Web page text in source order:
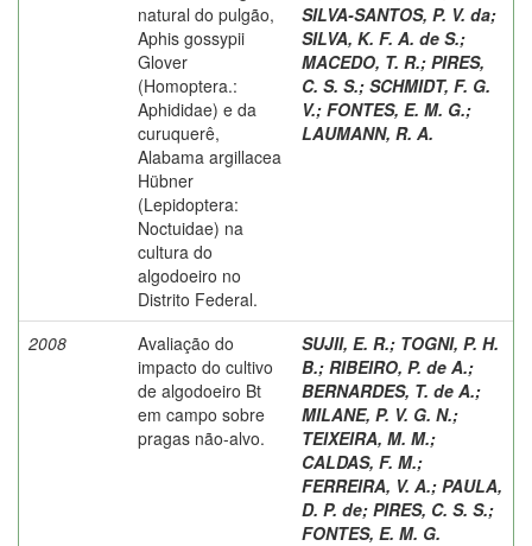
natural do pulgão,
Aphis gossypii
Glover
(Homoptera.:
Aphididae) e da
curuquerê,
Alabama argillacea
Hübner
(Lepidoptera:
Noctuidae) na
cultura do
algodoeiro no
Distrito Federal.
SILVA-SANTOS, P. V. da;
SILVA, K. F. A. de S.;
MACEDO, T. R.; PIRES,
C. S. S.; SCHMIDT, F. G.
V.; FONTES, E. M. G.;
LAUMANN, R. A.
2008
Avaliação do
impacto do cultivo
de algodoeiro Bt
em campo sobre
pragas não-alvo.
SUJII, E. R.; TOGNI, P. H.
B.; RIBEIRO, P. de A.;
BERNARDES, T. de A.;
MILANE, P. V. G. N.;
TEIXEIRA, M. M.;
CALDAS, F. M.;
FERREIRA, V. A.; PAULA,
D. P. de; PIRES, C. S. S.;
FONTES, E. M. G.